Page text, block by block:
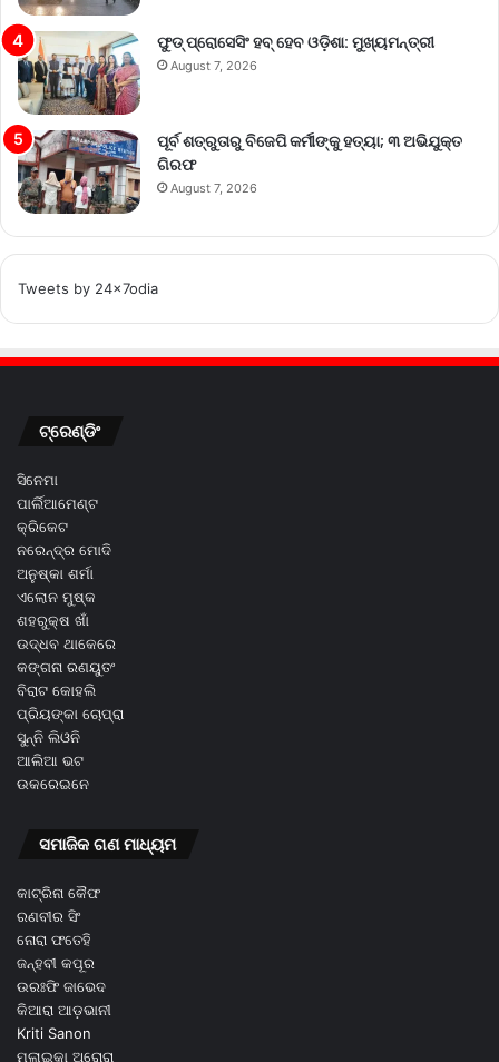
ଫୁଡ୍ ପ୍ରୋସେସିଂ ହବ୍ ହେବ ଓଡ଼ିଶା: ମୁଖ୍ୟମନ୍ତ୍ରୀ
August 7, 2026
ପୂର୍ବ ଶତ୍ରୁତାରୁ ବିଜେପି କର୍ମୀଙ୍କୁ ହତ୍ୟା; ୩ ଅଭିଯୁକ୍ତ
ଗିରଫ
August 7, 2026
Tweets by 24x7odia
ଟ୍ରେଣ୍ଡିଂ
ସିନେମା
ପାର୍ଲିଆମେଣ୍ଟ
କ୍ରିକେଟ
ନରେନ୍ଦ୍ର ମୋଦି
ଅନୁଷ୍କା ଶର୍ମା
ଏଲୋନ ମୁଷ୍କ
ଶହରୁକ୍ଷ ଖାଁ
ଉଦ୍ଧବ ଥାକେରେ
କଙ୍ଗନା ରଣୟୁତଂ
ବିରାଟ କୋହଲି
ପ୍ରିୟଙ୍କା ଚୋପ୍ରା
ସୁନ୍ନି ଲିଓନି
ଆଲିଆ ଭଟ
ଉକରେଇନେ
ସମାଜିକ ଗଣ ମାଧ୍ୟମ
କାଟ୍ରିନା କୈଫ
ରଣବୀର ସିଂ
ନୋରା ଫତେହି
ଜନ୍ହବୀ କପୂର
ଉରଃଫି ଜାଭେଦ
କିଆରା ଆଡ଼ଭାନୀ
Kriti Sanon
ମଲାଇକା ଅରୋରା